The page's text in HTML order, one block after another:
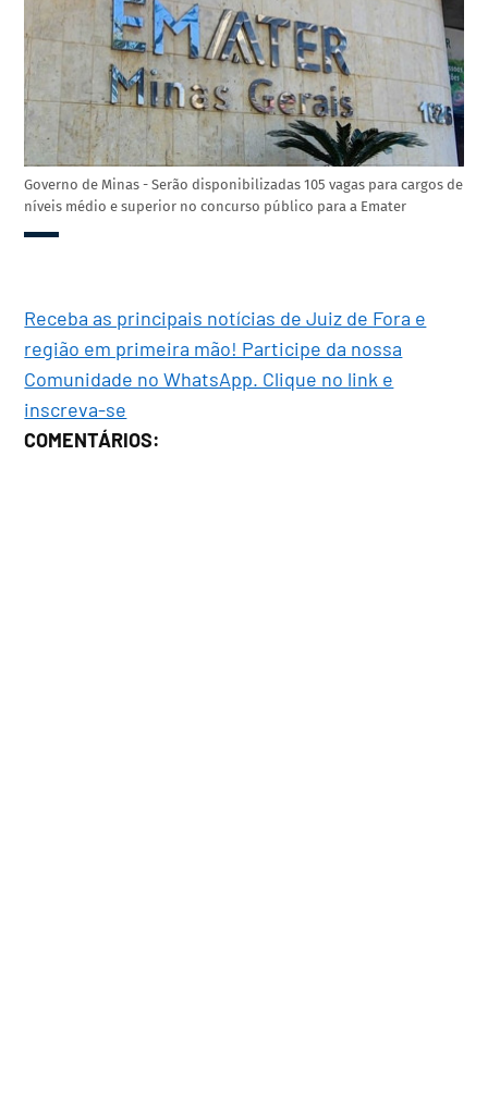
Governo de Minas - Serão disponibilizadas 105 vagas para cargos de
níveis médio e superior no concurso público para a Emater
Receba as principais notícias de Juiz de Fora e
região em primeira mão! Participe da nossa
Comunidade no WhatsApp. Clique no link e
inscreva-se
COMENTÁRIOS: